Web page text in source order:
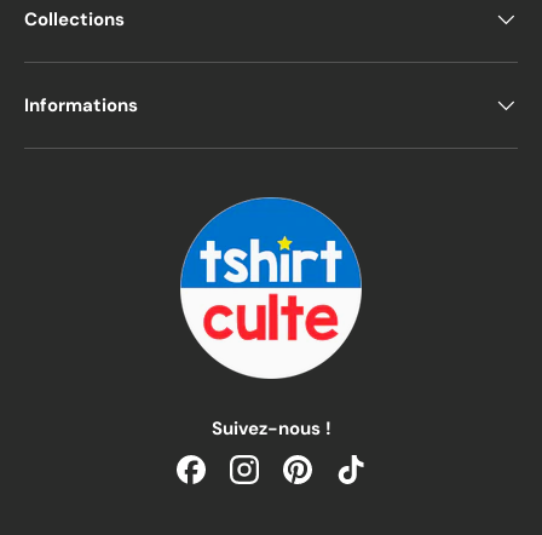
Collections
Informations
Suivez-nous !
FacebookInstagramPinterestTikTok